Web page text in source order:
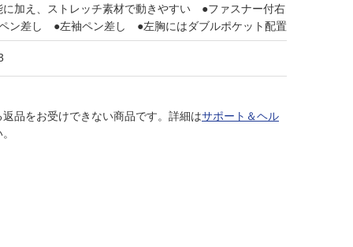
に加え、ストレッチ素材で動きやすい ●ファスナー付右
ン差し ●左袖ペン差し ●左胸にはダブルポケット配置
品をお受けできない商品です。詳細はサポート＆ヘル